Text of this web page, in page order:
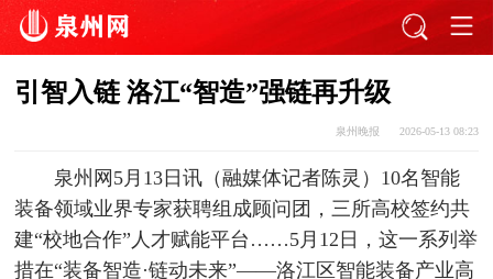
引智入链 洛江“智造”强链再升级
泉州晚报 2026-05-13 08:23
泉州网5月13日讯（融媒体记者陈灵）10名智能
装备领域业界专家获聘组成顾问团，三所高校签约共
建“校地合作”人才赋能平台……5月12日，这一系列举
措在“装备智造·链动未来”——洛江区智能装备产业高